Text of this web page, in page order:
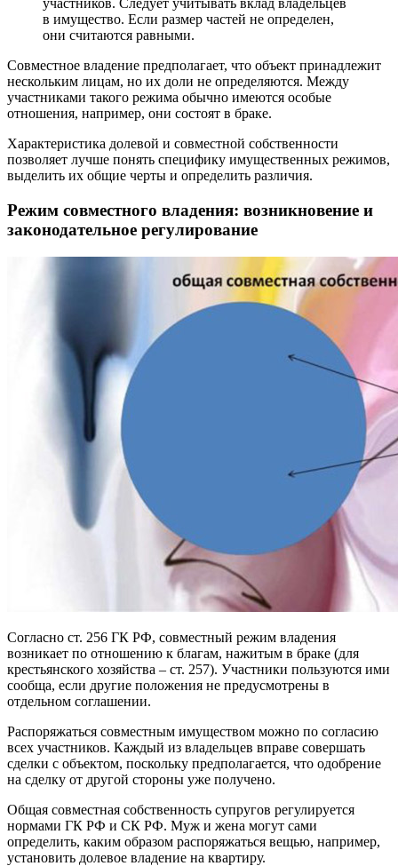
участников. Следует учитывать вклад владельцев
в имущество. Если размер частей не определен,
они считаются равными.
Совместное владение предполагает, что объект принадлежит
нескольким лицам, но их доли не определяются. Между
участниками такого режима обычно имеются особые
отношения, например, они состоят в браке.
Характеристика долевой и совместной собственности
позволяет лучше понять специфику имущественных режимов,
выделить их общие черты и определить различия.
Режим совместного владения: возникновение и
законодательное регулирование
Согласно ст. 256 ГК РФ, совместный режим владения
возникает по отношению к благам, нажитым в браке (для
крестьянского хозяйства – ст. 257). Участники пользуются ими
сообща, если другие положения не предусмотрены в
отдельном соглашении.
Распоряжаться совместным имуществом можно по согласию
всех участников. Каждый из владельцев вправе совершать
сделки с объектом, поскольку предполагается, что одобрение
на сделку от другой стороны уже получено.
Общая совместная собственность супругов регулируется
нормами ГК РФ и СК РФ. Муж и жена могут сами
определить, каким образом распоряжаться вещью, например,
установить долевое владение на квартиру.